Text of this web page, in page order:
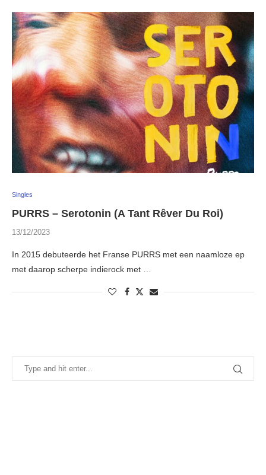
Singles
PURRS – Serotonin (A Tant Rêver Du Roi)
13/12/2023
In 2015 debuteerde het Franse PURRS met een naamloze ep
met daarop scherpe indierock met …